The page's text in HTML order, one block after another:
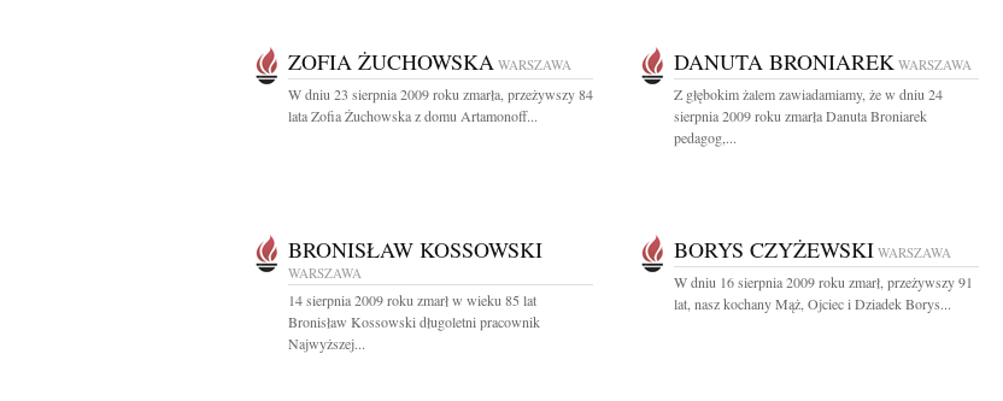
ZOFIA ŻUCHOWSKA WARSZAWA
W dniu 23 sierpnia 2009 roku zmarła, przeżywszy 84
lata Zofia Żuchowska z domu Artamonoff...
DANUTA BRONIAREK WARSZAWA
Z głębokim żalem zawiadamiamy, że w dniu 24
sierpnia 2009 roku zmarła Danuta Broniarek
pedagog,...
BRONISŁAW KOSSOWSKI
WARSZAWA
14 sierpnia 2009 roku zmarł w wieku 85 lat
Bronisław Kossowski długoletni pracownik
Najwyższej...
BORYS CZYŻEWSKI WARSZAWA
W dniu 16 sierpnia 2009 roku zmarł, przeżywszy 91
lat, nasz kochany Mąż, Ojciec i Dziadek Borys...